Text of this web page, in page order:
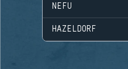
NEFU
HAZELDORF